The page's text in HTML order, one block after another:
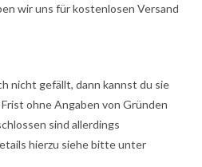
wir uns für kostenlosen Versand
nicht gefällt, dann kannst du sie
ohne Angaben von Gründen
sind allerdings
hierzu siehe bitte unter